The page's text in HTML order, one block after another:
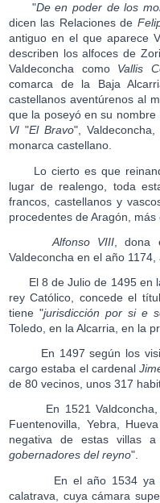
"De en poder de los
dicen las Relaciones de
antiguo en el que aparece
describen los alfoces de
Valdeconcha como Vallis
comarca de la Baja
castellanos aventúrenos al
que la poseyó en su
VI "El Bravo",
monarca castellano.
Lo cierto es que
lugar de realengo, toda
francos, castellanos y
procedentes de Aragón,
Alfonso VIII , dona
Valdeconcha en el año
El 8 de Julio de 1495 en
rey Católico, concede el
tiene "jurisdicción por si e
Toledo, en la Alcarria, en la
En 1497 según los
cargo estaba el cardenal
de 80 vecinos, unos 317
En 1521 Valdconcha,
Fuentenovilla, Yebra,
negativa de estas villas
gobernadores del reyno".
En el año 1534 ya
calatrava, cuya cámara